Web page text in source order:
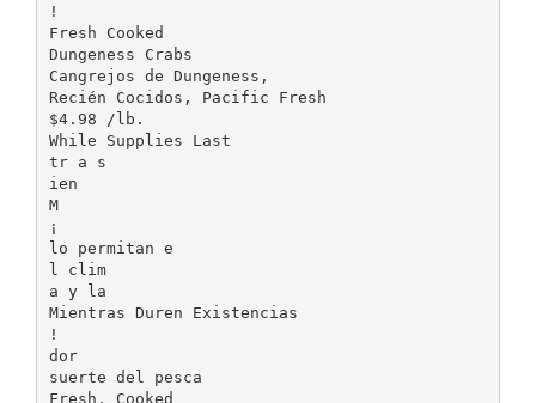
!
Fresh Cooked
Dungeness Crabs
Cangrejos de Dungeness,
Recién Cocidos, Pacific Fresh
$4.98 /lb.
While Supplies Last
tr a s
ien
M
¡
lo permitan e
l clim
a y la
Mientras Duren Existencias
!
dor
suerte del pesca
Fresh, Cooked